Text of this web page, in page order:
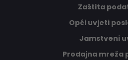
Zaštita
Opći uvjeti
Jamstveni
Prodajna mreža